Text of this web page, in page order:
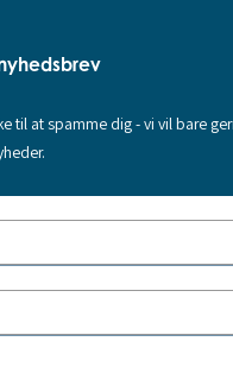
til at spamme dig - vi vil bare